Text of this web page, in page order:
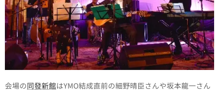
会場の同發新館はYMO結成直前の細野晴臣さんや坂本龍一さん